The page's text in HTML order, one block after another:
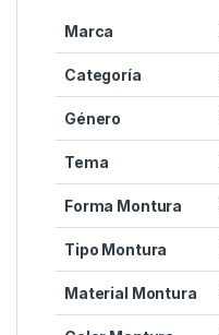
Marca
Categoría
Género
Tema
Forma Montura
Tipo Montura
Material Montura